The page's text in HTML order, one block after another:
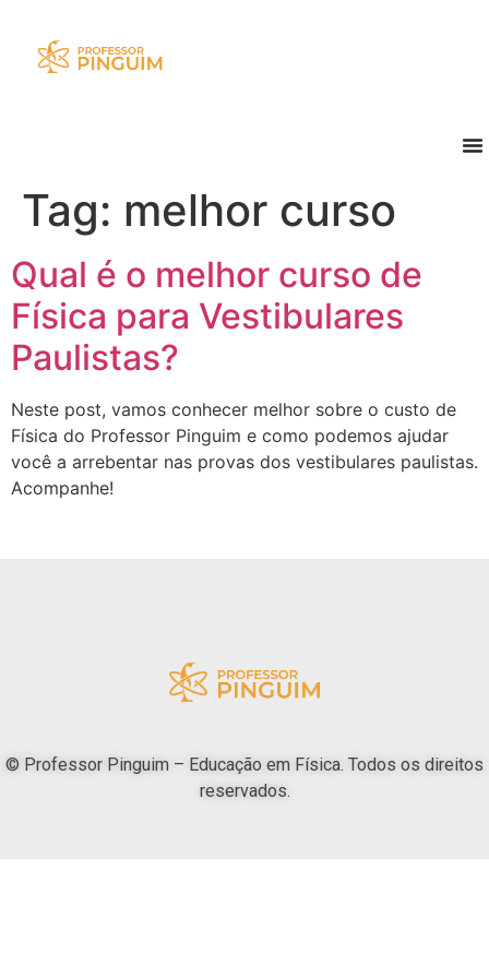
Tag: melhor curso
Qual é o melhor curso de
Física para Vestibulares
Paulistas?
Neste post, vamos conhecer melhor sobre o custo de
Física do Professor Pinguim e como podemos ajudar
você a arrebentar nas provas dos vestibulares paulistas.
Acompanhe!
© Professor Pinguim – Educação em Física. Todos os direitos
reservados.